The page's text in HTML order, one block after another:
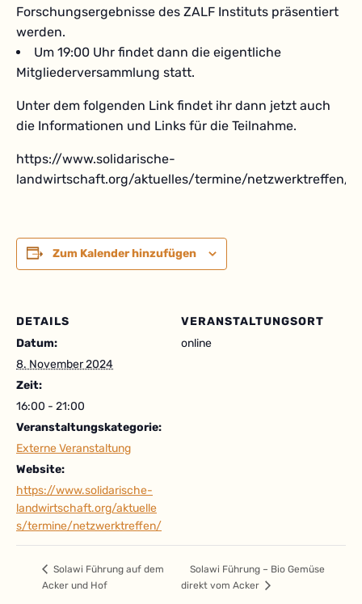
Forschungsergebnisse des ZALF Instituts präsentiert
werden.
Um 19:00 Uhr findet dann die eigentliche
Mitgliederversammlung statt.
Unter dem folgenden Link findet ihr dann jetzt auch
die Informationen und Links für die Teilnahme.
https://www.solidarische-
landwirtschaft.org/aktuelles/termine/netzwerktreffen/
Zum Kalender hinzufügen
DETAILS
Datum:
8. November 2024
Zeit:
16:00 - 21:00
Veranstaltungskategorie:
Externe Veranstaltung
Website:
https://www.solidarische-
landwirtschaft.org/aktuelle
s/termine/netzwerktreffen/
VERANSTALTUNGSORT
online
Solawi Führung auf dem
Acker und Hof
Solawi Führung – Bio Gemüse
direkt vom Acker